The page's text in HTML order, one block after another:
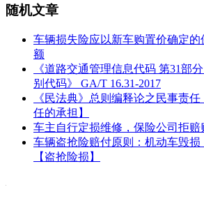
随机文章
车辆损失险应以新车购置价确定的
额
《道路交通管理信息代码 第31部
别代码》 GA/T 16.31-2017
《民法典》总则编释论之民事责
任的承担】
车主自行定损维修，保险公司拒赔
车辆盗抢险赔付原则：机动车毁损
【盗抢险损】